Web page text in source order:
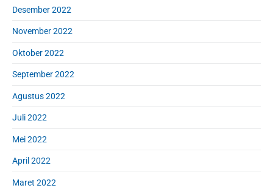
Desember 2022
November 2022
Oktober 2022
September 2022
Agustus 2022
Juli 2022
Mei 2022
April 2022
Maret 2022